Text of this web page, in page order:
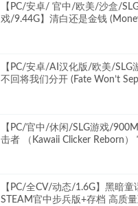
【PC/安卓/ 官中/欧美/沙盒/
戏/9.44G】清白还是金钱
【PC/安卓/AI汉化版/欧美/SLG
不回将我们分开 (Fate Won’t
【PC/官中/休闲/SLG游戏/
击者 （Kawaii Clicker Reborn）
【PC/全CV/动态/1.6G】黑暗童
STEAM官中步兵版+存档 高质